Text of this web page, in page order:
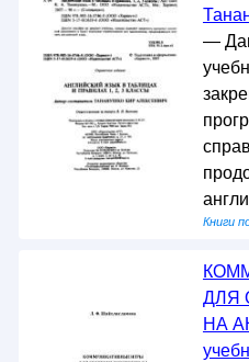
—
Книги
ДЛЯ
НА